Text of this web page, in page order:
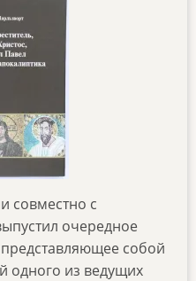
совместно с
очередное
собой
одного из ведущих